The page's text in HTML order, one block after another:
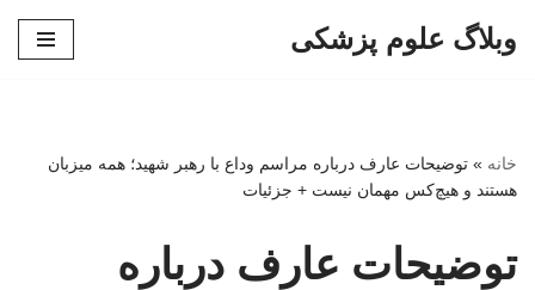
وبلاگ علوم پزشکی
خانه » توضیحات عارف درباره مراسم وداع با رهبر شهید؛ همه میزبان
هستند و هیچ‌کس مهمان نیست + جزئیات
توضیحات عارف درباره